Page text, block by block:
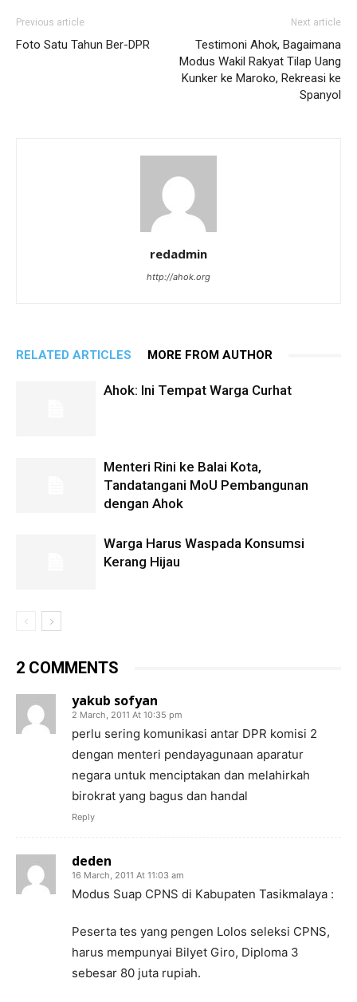
Previous article
Foto Satu Tahun Ber-DPR
Next article
Testimoni Ahok, Bagaimana
Modus Wakil Rakyat Tilap Uang
Kunker ke Maroko, Rekreasi ke
Spanyol
redadmin
http://ahok.org
RELATED ARTICLES MORE FROM AUTHOR
Ahok: Ini Tempat Warga Curhat
Menteri Rini ke Balai Kota,
Tandatangani MoU Pembangunan
dengan Ahok
Warga Harus Waspada Konsumsi
Kerang Hijau
2 COMMENTS
yakub sofyan
2 March, 2011 At 10:35 pm
perlu sering komunikasi antar DPR komisi 2
dengan menteri pendayagunaan aparatur
negara untuk menciptakan dan melahirkah
birokrat yang bagus dan handal
Reply
deden
16 March, 2011 At 11:03 am
Modus Suap CPNS di Kabupaten Tasikmalaya :
Peserta tes yang pengen Lolos seleksi CPNS,
harus mempunyai Bilyet Giro, Diploma 3
sebesar 80 juta rupiah.